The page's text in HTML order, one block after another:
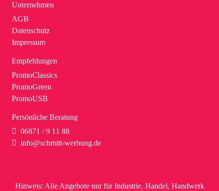
Unternehmen
AGB
Datenschutz
Impressum
Empfehlungen
PromoClassics
PromoGreen
PromoUSB
Persönliche Beratung
06871 / 9 11 88
info@schmitt-werbung.de
Hinweis: Alle Angebote nur für Industrie, Handel, Handwerk